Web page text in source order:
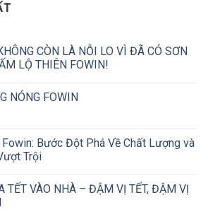
CÒN LÀ NỖI LO VÌ ĐÃ CÓ SƠN
LỘ THIÊN FOWIN!
NÓNG FOWIN
Bước Đột Phá Về Chất Lượng và
Trội
TẾT VÀO NHÀ – ĐẬM VỊ TẾT, ĐẬM VỊ